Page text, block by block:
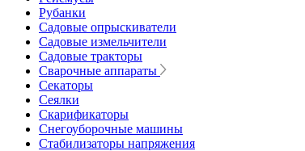
Рубанки
Садовые опрыскиватели
Садовые измельчители
Садовые тракторы
Сварочные аппараты
Секаторы
Сеялки
Скарификаторы
Снегоуборочные машины
Стабилизаторы напряжения